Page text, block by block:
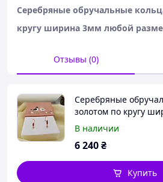
Серебряные обручальные
кругу ширина 3мм любой
Отзывы (0)
Серебряные
золотом по кругу
размер
В наличии
6 240₴
Купить